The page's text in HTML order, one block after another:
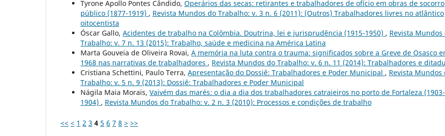
Tyrone Apollo Pontes Cândido, Operários das secas: retirantes e trabalhadores de ofício em obras de socorro
público (1877-1919) , Revista Mundos do Trabalho: v. 3 n. 6 (2011): (Outros) Trabalhadores livres no atlântico
oitocentista
Óscar Gallo, Acidentes de trabalho na Colômbia. Doutrina, lei e jurisprudência (1915-1950) , Revista Mundos
Trabalho: v. 7 n. 13 (2015): Trabalho, saúde e medicina na América Latina
Marta Gouveia de Oliveira Rovai, A memória na luta contra o trauma: significados sobre a Greve de Osasco
1968 nas narrativas de trabalhadores , Revista Mundos do Trabalho: v. 6 n. 11 (2014): Trabalhadores e
Cristiana Schettini, Paulo Terra, Apresentação do Dossiê: Trabalhadores e Poder Municipal , Revista Mundos
Trabalho: v. 5 n. 9 (2013): Dossiê: Trabalhadores e Poder Municipal
Nágila Maia Morais, Vaivém das marés: o dia a dia dos trabalhadores catraieiros no porto de Fortaleza (1903-
1904) , Revista Mundos do Trabalho: v. 2 n. 3 (2010): Processos e condições de trabalho
<< < 1 2 3 4 5 6 7 8 > >>